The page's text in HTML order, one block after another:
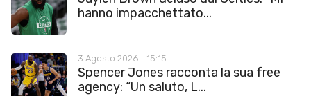
hanno impacchettato...
3 Agosto 2026 - 15:15
Spencer Jones racconta la sua free
agency: “Un saluto, L...